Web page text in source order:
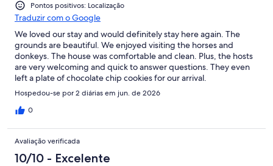
Pontos positivos: Localização
Traduzir com o Google
We loved our stay and would definitely stay here again. The
grounds are beautiful. We enjoyed visiting the horses and
donkeys. The house was comfortable and clean. Plus, the hosts
are very welcoming and quick to answer questions. They even
left a plate of chocolate chip cookies for our arrival.
Hospedou-se por 2 diárias em jun. de 2026
0
Avaliação verificada
10/10 - Excelente